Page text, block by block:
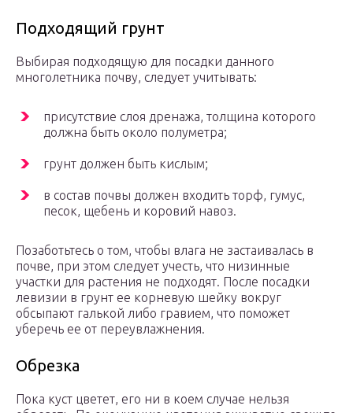
Подходящий грунт
Выбирая подходящую для посадки данного
многолетника почву, следует учитывать:
присутствие слоя дренажа, толщина которого
должна быть около полуметра;
грунт должен быть кислым;
в состав почвы должен входить торф, гумус,
песок, щебень и коровий навоз.
Позаботьтесь о том, чтобы влага не застаивалась в
почве, при этом следует учесть, что низинные
участки для растения не подходят. После посадки
левизии в грунт ее корневую шейку вокруг
обсыпают галькой либо гравием, что поможет
уберечь ее от переувлажнения.
Обрезка
Пока куст цветет, его ни в коем случае нельзя